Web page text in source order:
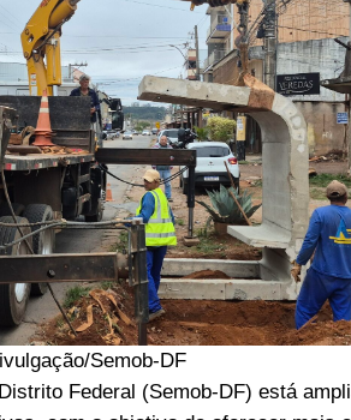
Semob-DF
Federal (Semob-DF) está